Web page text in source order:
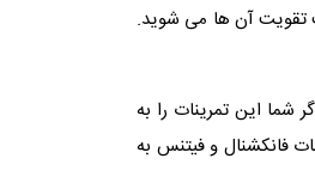
تقویت آن ها می شوید.
شما این تمرینات را به
فانکشنال و فیتنس به